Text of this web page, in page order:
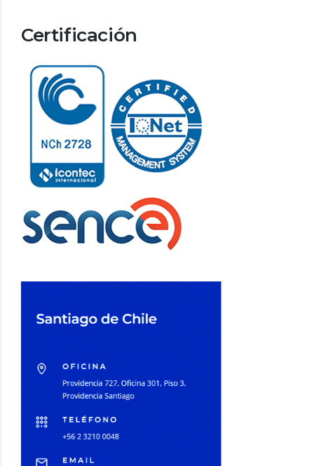
Certificación